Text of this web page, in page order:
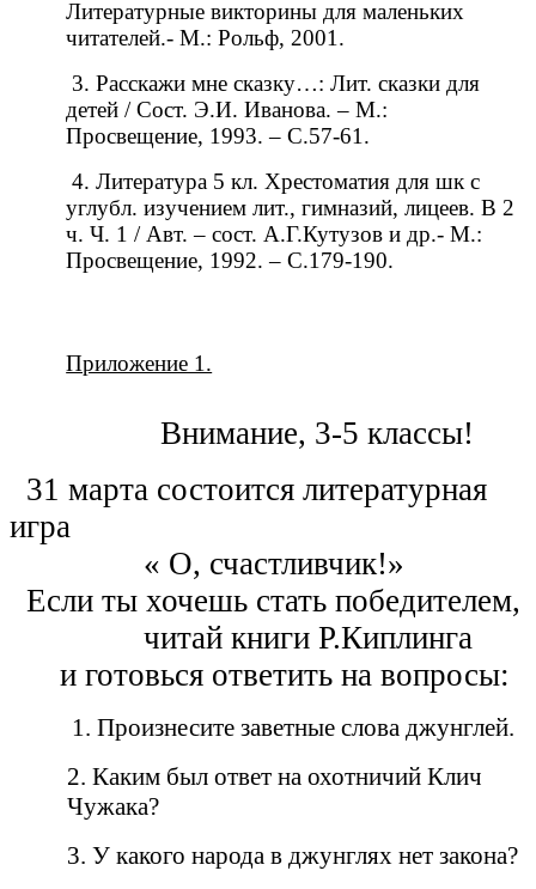
Литературные викторины для маленьких
читателей.- М.: Рольф, 2001.
3. Расскажи мне сказку…: Лит. сказки для
детей / Сост. Э.И. Иванова. – М.:
Просвещение, 1993. – С.57-61.
4. Литература 5 кл. Хрестоматия для шк с
углубл. изучением лит., гимназий, лицеев. В 2
ч. Ч. 1 / Авт. – сост. А.Г.Кутузов и др.- М.:
Просвещение, 1992. – С.179-190.
Приложение 1.
Внимание, 3-5 классы!
31 марта состоится литературная
игра
« О, счастливчик!»
Если ты хочешь стать победителем,
читай книги Р.Киплинга
и готовься ответить на вопросы:
1. Произнесите заветные слова джунглей.
2. Каким был ответ на охотничий Клич
Чужака?
3. У какого народа в джунглях нет закона?